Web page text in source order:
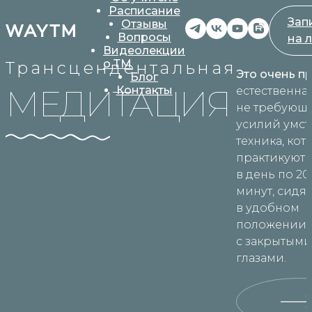
Расписание
Отзывы
Вопросы
Видеолекции
о ТМ
Блог
Контакты
на
Трансцендентальная
МЕДИТАЦИЯ
Это очень
не
усилий
техника,
практикуют
в день по
минут, сидя
в удобном
положении
с закрытыми
глазами.